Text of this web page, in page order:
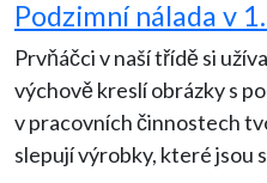
Podzimní nálada v
Prvňáčci v naší třídě si užívají
výchově kreslí obrázky s
v pracovních činnostech
slepují výrobky, které jsou